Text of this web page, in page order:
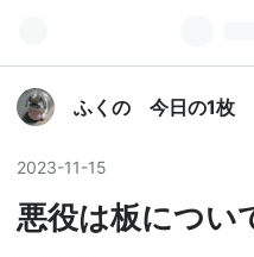
ふくの 今日の1枚
2023-11-15
悪役は板につい